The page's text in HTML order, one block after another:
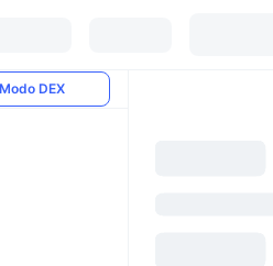
Modo DEX